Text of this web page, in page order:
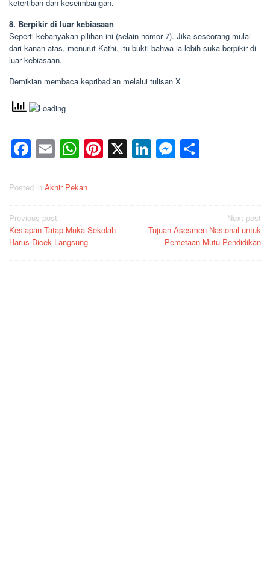
ketertiban dan keseimbangan.
8. Berpikir di luar kebiasaan
Seperti kebanyakan pilihan ini (selain nomor 7). Jika seseorang mulai
dari kanan atas, menurut Kathi, itu bukti bahwa ia lebih suka berpikir di
luar kebiasaan.
Demikian membaca kepribadian melalui tulisan X
Facebook
EmailWhatsApp
Pinterest
X LinkedIn
Posted in Akhir Pekan
Post
navigation
Previous post
Kesiapan Tatap Muka Sekolah
Harus Dicek Langsung
Next post
Tujuan Asesmen Nasional untuk
Pemetaan Mutu Pendidikan